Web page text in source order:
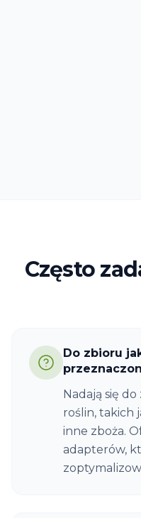
Często
Do zbioru
Nadają się
roślin, takich
inne zboża.
adapterów,